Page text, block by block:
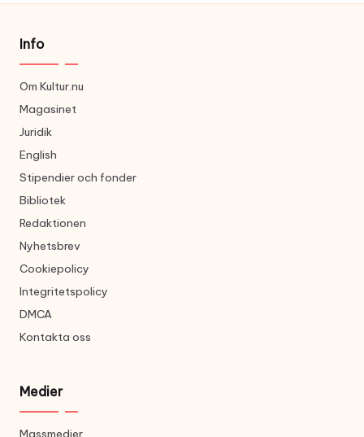
Info
Om Kultur.nu
Magasinet
Juridik
English
Stipendier och fonder
Bibliotek
Redaktionen
Nyhetsbrev
Cookiepolicy
Integritetspolicy
DMCA
Kontakta oss
Medier
Massmedier